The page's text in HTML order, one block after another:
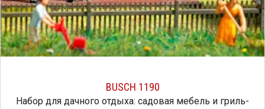
BUSCH 1190
Набор для дачного отдыха: садовая мебель и гриль-